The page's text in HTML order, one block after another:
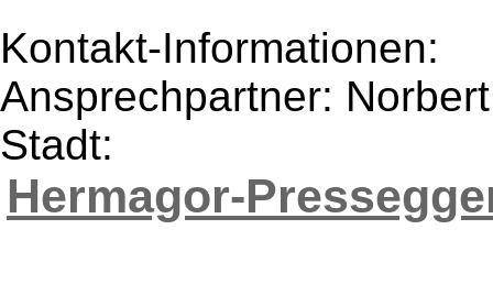
Kontakt-Informationen:
Ansprechpartner:
Stadt:
Hermagor-